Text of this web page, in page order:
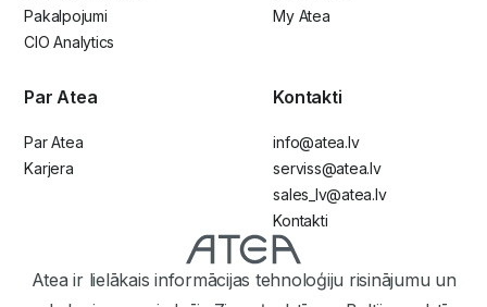
Atea ir lielākais informācijas tehnoloģiju risinājumu un
Pakalpojumi
CIO Analytics
My Atea
Par Atea
Par Atea
Karjera
Kontakti
info@atea.lv
serviss@atea.lv
sales_lv@atea.lv
Kontakti